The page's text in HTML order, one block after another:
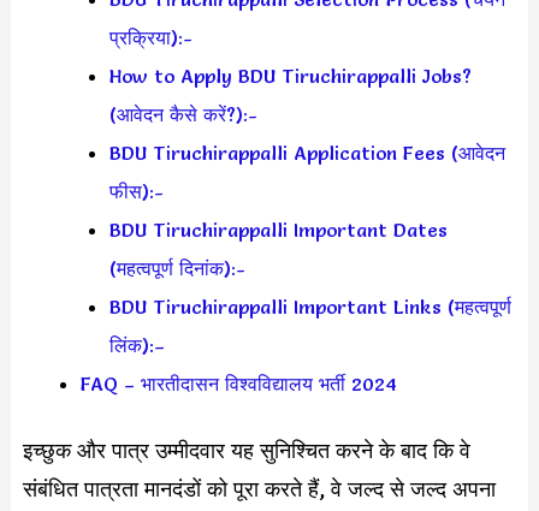
प्रक्रिया):-
How to Apply BDU Tiruchirappalli Jobs?
(आवेदन कैसे करें?):-
BDU Tiruchirappalli Application Fees (आवेदन
फीस):-
BDU Tiruchirappalli Important Dates
(महत्वपूर्ण दिनांक):-
BDU Tiruchirappalli Important Links (महत्वपूर्ण
लिंक):–
FAQ – भारतीदासन विश्वविद्यालय भर्ती 2024
इच्छुक और पात्र उम्मीदवार यह सुनिश्चित करने के बाद कि वे
संबंधित पात्रता मानदंडों को पूरा करते हैं, वे जल्द से जल्द अपना